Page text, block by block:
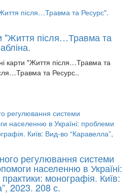
"Життя після…Травма та
карти "Життя після…Травма та
та Ресурс..
регулювання системи
населенню в Україні:
монографія. Київ:
2023. 208 с.